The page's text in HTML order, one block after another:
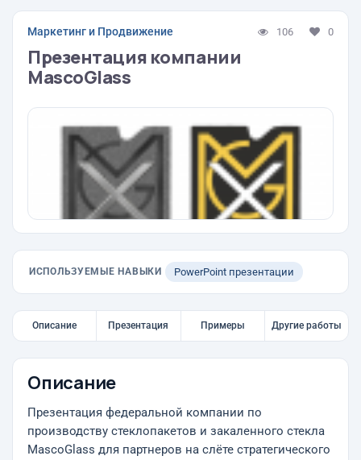
Маркетинг и Продвижение 106 0
Презентация компании
MascoGlass
ИСПОЛЬЗУЕМЫЕ НАВЫКИ PowerPoint презентации
Описание Презентация Примеры Другие работы
Описание
Презентация федеральной компании по
производству стеклопакетов и закаленного стекла
MascoGlass для партнеров на слёте стратегического